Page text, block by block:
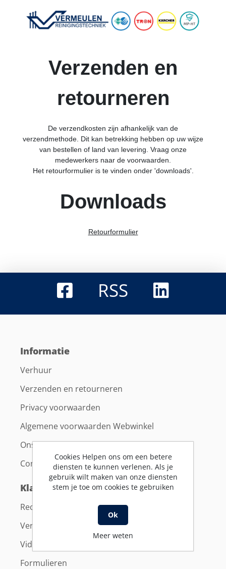
Verzenden en
retourneren
De verzendkosten zijn afhankelijk van de
verzendmethode. Dit kan betrekking hebben op uw wijze
van bestellen of land van levering. Vraag onze
medewerkers naar de voorwaarden.
Het retourformulier is te vinden onder 'downloads'.
Downloads
Retourformulier
RSS
Informatie
Verhuur
Verzenden en retourneren
Privacy voorwaarden
Algemene voorwaarden Webwinkel
Ons bedrijf
Contact
Klantenservice
Recent bekeken producten
Vergelijk productenlijst
Video's
Formulieren
Cookies Helpen ons om een betere
diensten te kunnen verlenen. Als je
gebruik wilt maken van onze diensten
stem je toe om cookies te gebruiken
Ok
Meer weten